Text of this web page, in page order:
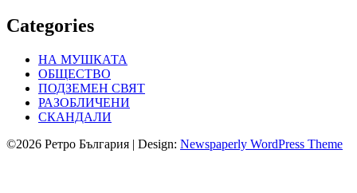
Categories
НА МУШКАТА
ОБЩЕСТВО
ПОДЗЕМЕН СВЯТ
РАЗОБЛИЧЕНИ
СКАНДАЛИ
©2026 Ретро България | Design: Newspaperly WordPress Theme